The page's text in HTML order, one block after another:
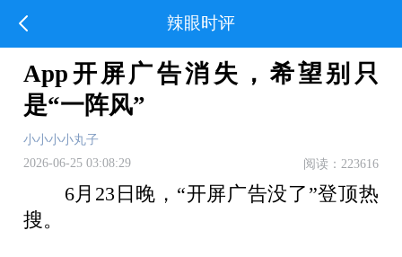
辣眼时评
App开屏广告消失，希望别只
是“一阵风”
小小小小丸子
2026-06-25 03:08:29
阅读：223616
6月23日晚，“开屏广告没了”登顶热
搜。